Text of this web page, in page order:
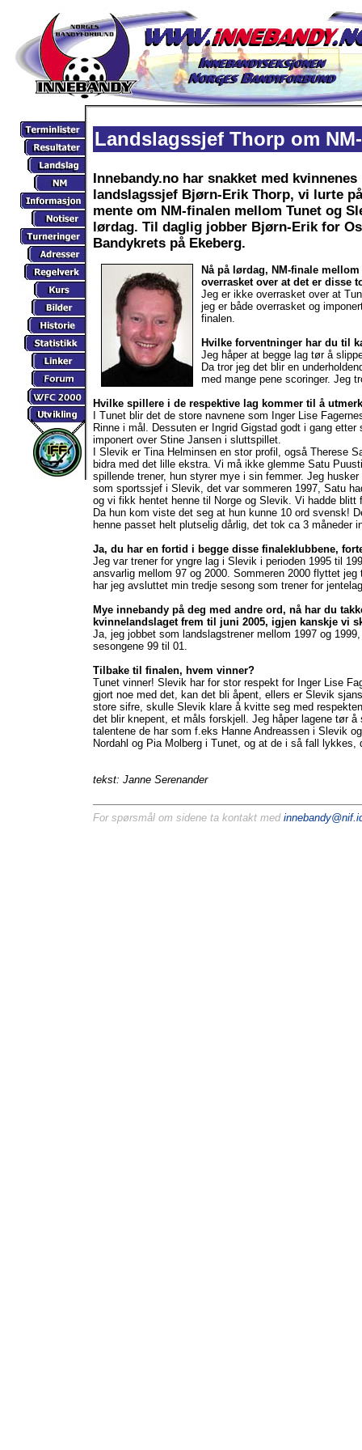
Landslagssjef Thorp om
Innebandy.no har snakket med kvinnenes
landslagssjef Bjørn-Erik Thorp, vi lurte
mente om NM-finalen mellom Tunet og
lørdag. Til daglig jobber Bjørn-Erik for
Bandykrets på Ekeberg.
Nå på lørdag, NM-finale
overrasket over at det er disse
Jeg er ikke overrasket over at
jeg er både overrasket og
finalen.
Hvilke forventninger har du til
Jeg håper at begge lag tør å
Da tror jeg det blir en
med mange pene scoringer. Jeg
Hvilke spillere i de respektive lag kommer til å
I Tunet blir det de store navnene som Inger Lise
Rinne i mål. Dessuten er Ingrid Gigstad godt i gang
imponert over Stine Jansen i sluttspillet.
I Slevik er Tina Helminsen en stor profil, også Therese
bidra med det lille ekstra. Vi må ikke glemme Satu
spillende trener, hun styrer mye i sin femmer. Jeg
som sportssjef i Slevik, det var sommeren 1997, Satu
og vi fikk hentet henne til Norge og Slevik. Vi hadde
Da hun kom viste det seg at hun kunne 10 ord svensk!
henne passet helt plutselig dårlig, det tok ca 3 måneder
Ja, du har en fortid i begge disse finaleklubbene,
Jeg var trener for yngre lag i Slevik i perioden 1995 til
ansvarlig mellom 97 og 2000. Sommeren 2000 flyttet
har jeg avsluttet min tredje sesong som trener for
Mye innebandy på deg med andre ord, nå har du
kvinnelandslaget frem til juni 2005, igjen kanskje vi
Ja, jeg jobbet som landslagstrener mellom 1997 og
sesongene 99 til 01.
Tilbake til finalen, hvem vinner?
Tunet vinner! Slevik har for stor respekt for Inger Lise
gjort noe med det, kan det bli åpent, ellers er Slevik
store sifre, skulle Slevik klare å kvitte seg med
det blir knepent, et måls forskjell. Jeg håper lagene tør å
talentene de har som f.eks Hanne Andreassen i Slevik
Nordahl og Pia Molberg i Tunet, og at de i så fall
tekst: Janne Serenander
For spørsmål om sidene ta kontakt med